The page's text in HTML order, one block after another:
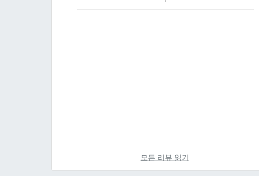
모든 리뷰 읽기